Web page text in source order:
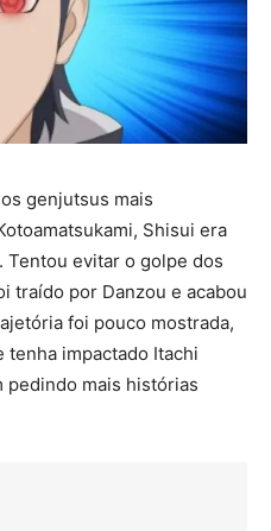
genjutsus mais
Shisui era
Tentou evitar o golpe dos
traído por Danzou e acabou
foi pouco mostrada,
impactado Itachi
pedindo mais histórias